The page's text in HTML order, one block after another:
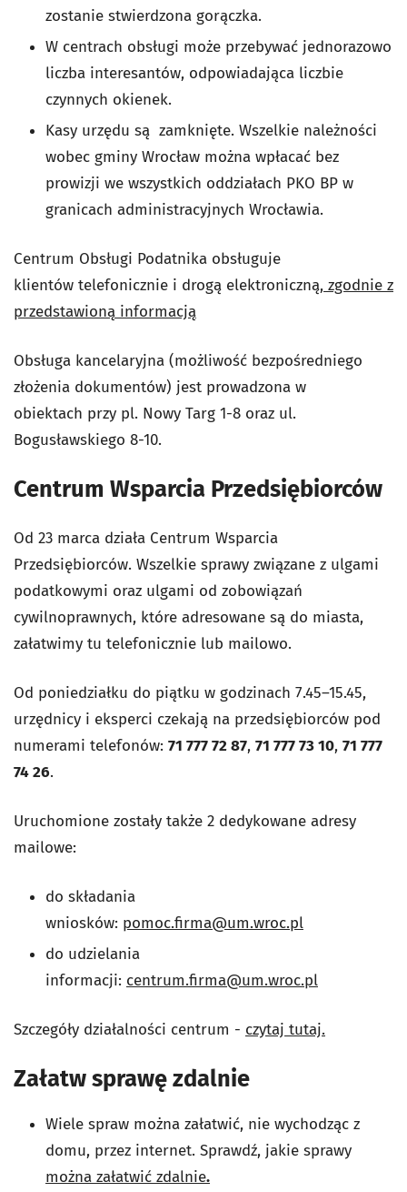
zostanie stwierdzona gorączka.
W centrach obsługi może przebywać jednorazowo
liczba interesantów, odpowiadająca liczbie
czynnych okienek.
Kasy urzędu są zamknięte. Wszelkie należności
wobec gminy Wrocław można wpłacać bez
prowizji we wszystkich oddziałach PKO BP w
granicach administracyjnych Wrocławia.
Centrum Obsługi Podatnika obsługuje
klientów telefonicznie i drogą elektroniczną, zgodnie z
przedstawioną informacją
Obsługa kancelaryjna (możliwość bezpośredniego
złożenia dokumentów) jest prowadzona w
obiektach przy pl. Nowy Targ 1-8 oraz ul.
Bogusławskiego 8-10.
Centrum Wsparcia Przedsiębiorców
Od 23 marca działa Centrum Wsparcia
Przedsiębiorców. Wszelkie sprawy związane z ulgami
podatkowymi oraz ulgami od zobowiązań
cywilnoprawnych, które adresowane są do miasta,
załatwimy tu telefonicznie lub mailowo.
Od poniedziałku do piątku w godzinach 7.45–15.45,
urzędnicy i eksperci czekają na przedsiębiorców pod
numerami telefonów: 71 777 72 87, 71 777 73 10, 71 777
74 26.
Uruchomione zostały także 2 dedykowane adresy
mailowe:
do składania
wniosków: pomoc.firma@um.wroc.pl
do udzielania
informacji: centrum.firma@um.wroc.pl
Szczegóły działalności centrum - czytaj tutaj.
Załatw sprawę zdalnie
Wiele spraw można załatwić, nie wychodząc z
domu, przez internet. Sprawdź, jakie sprawy
można załatwić zdalnie.